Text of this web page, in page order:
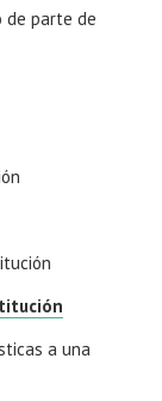
de parte de
a una